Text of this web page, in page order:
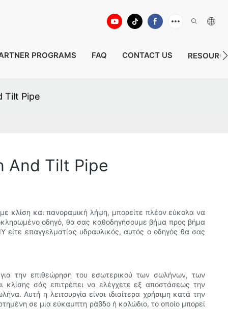
PROGRAMS FAQ CONTACT US
Tilt Pipe
And Tilt Pipe
κλίση και πανοραμική λήψη, μπορείτε πλέον εύκολα να
οδηγό, θα σας καθοδηγήσουμε βήμα προς βήμα
επαγγελματίας υδραυλικός, αυτός ο οδηγός θα σας
για την επιθεώρηση του εσωτερικού των σωλήνων, των
σάς επιτρέπει να ελέγχετε εξ αποστάσεως την
Αυτή η λειτουργία είναι ιδιαίτερα χρήσιμη κατά την
σε μια εύκαμπτη ράβδο ή καλώδιο, το οποίο μπορεί